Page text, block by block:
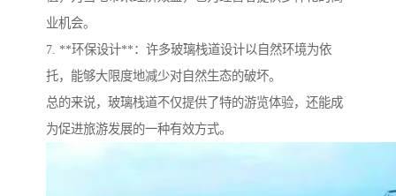
业机会。
7. **环保设计**：许多玻璃栈道设计以自然环境为依
托，能够大限度地减少对自然生态的破坏。
总的来说，玻璃栈道不仅提供了特的游览体验，还能成
为促进旅游发展的一种有效方式。